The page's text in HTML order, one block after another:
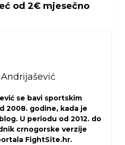
od 2€ mjesečno
se bavi sportskim
2008. godine, kada je
U periodu od 2012. do
crnogorske verzije
FightSite.hr.